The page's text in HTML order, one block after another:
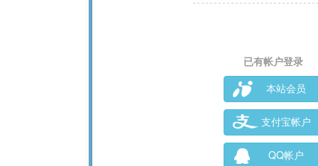
已有帐户登录
本站会员
支付宝帐户
QQ帐户